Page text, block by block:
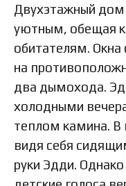
Двухэтажный дом
уютным, обещая
обитателям. Окна
на
два дымохода. Эд
холодными
теплом камина. В
видя себя
руки Эдди.